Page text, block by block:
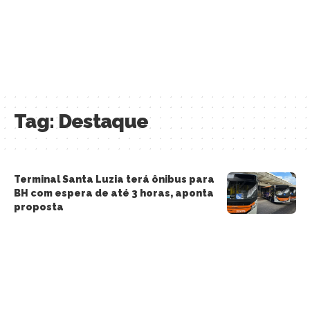
Tag:Destaque
Terminal Santa Luzia terá ônibus para
BH com espera de até 3 horas, aponta
proposta